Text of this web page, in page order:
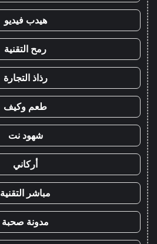
هيدب فيديو
رمح التقنية
رذاذ التجارة
طعم وكيف
شهود نت
أركاني
مباشر التقنية
مدونة صحبة